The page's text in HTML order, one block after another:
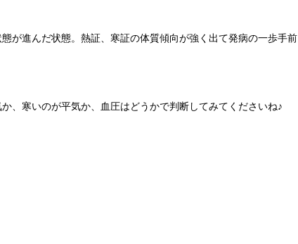
態が進んだ状態。熱証、寒証の体質傾向が強く出て発病の一歩手前
、寒いのが平気か、血圧はどうかで判断してみてくださいね♪